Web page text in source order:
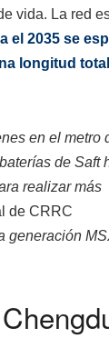
vida. La red
el 2035 se
longitud
en el metro
de Saft
realizar más
de CRRC
generación